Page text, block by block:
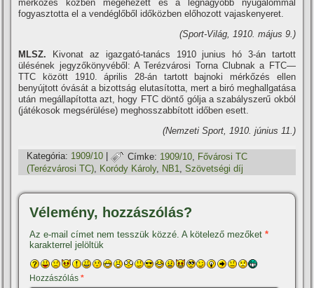
mérkőzés közben megéhezett és a legnagyobb nyugalommal
fogyasztotta el a vendéglőből időközben előhozott vajaskenyeret.
(Sport-Világ, 1910. május 9.)
MLSZ. Kivonat az igazgató-tanács 1910 junius hó 3-án tartott
ülésének jegyzőkönyvéből: A Terézvárosi Torna Clubnak a FTC—
TTC között 1910. április 28-án tartott bajnoki mérkőzés ellen
benyújtott óvását a bizottság elutasí­totta, mert a biró meghallgatása
után megállapí­totta azt, hogy FTC döntő gólja a szabályszerű okból
(játékosok megsérülése) meghosszabbí­tott időben esett.
(Nemzeti Sport, 1910. június 11.)
Kategória: 1909/10 | Címke: 1909/10 Fővárosi TC
(Terézvárosi TC), Koródy Károly, NB1,Szövetségi dí­j
Vélemény, hozzászólás?
Az e-mail címet nem tesszük közzé. A kötelező mezőket*
karakterrel jelöltük
Hozzászólás*